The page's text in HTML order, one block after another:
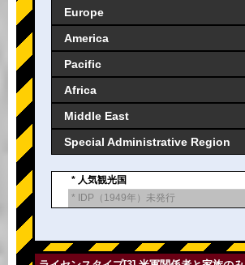
Europe
America
Pacific
Africa
Middle East
Special Administrative Region
* 人気観光国
* IDP（1949年）未発行